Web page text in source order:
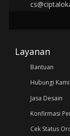
Layanan
Bantuan
Hubungi Kami
Jasa Desain
Konfirmasi
Cek Status